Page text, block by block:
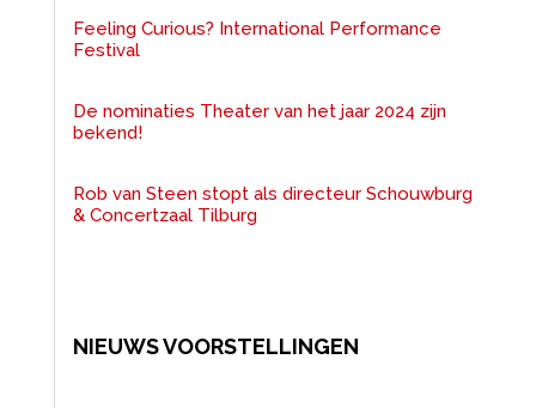
Feeling Curious? International Performance
Festival
De nominaties Theater van het jaar 2024 zijn
bekend!
Rob van Steen stopt als directeur Schouwburg
& Concertzaal Tilburg
NIEUWS VOORSTELLINGEN